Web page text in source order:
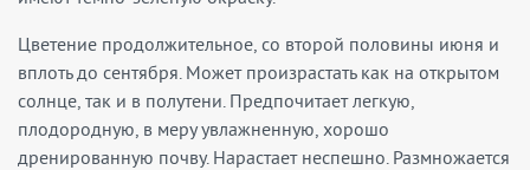
Цветение продолжительное, со второй половины июня и
вплоть до сентября. Может произрастать как на открытом
солнце, так и в полутени. Предпочитает легкую,
плодородную, в меру увлажненную, хорошо
дренированную почву. Нарастает неспешно. Размножается